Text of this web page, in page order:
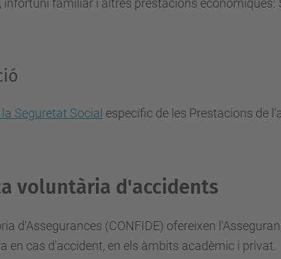
infortuni familiar i altres prestacions econòmiques:
Seguretat Social específic de les Prestacions de
voluntària d'accidents
d'Assegurances (CONFIDE) ofereixen
en cas d'accident, en els àmbits acadèmic i privat.